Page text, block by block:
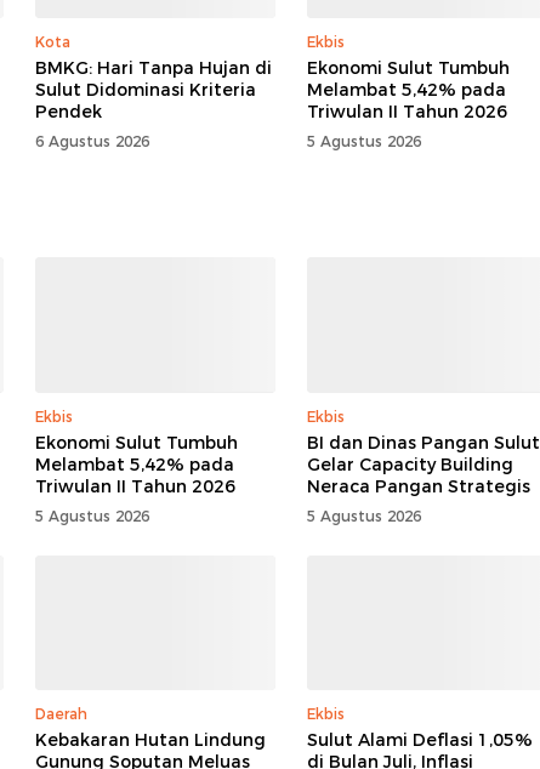
Kota
BMKG: Hari Tanpa Hujan di
Sulut Didominasi Kriteria
Pendek
6 Agustus 2026
Ekbis
Ekonomi Sulut Tumbuh
Melambat 5,42% pada
Triwulan II Tahun 2026
5 Agustus 2026
Ekbis
Ekonomi Sulut Tumbuh
Melambat 5,42% pada
Triwulan II Tahun 2026
5 Agustus 2026
Ekbis
BI dan Dinas Pangan Sulut
Gelar Capacity Building
Neraca Pangan Strategis
5 Agustus 2026
Daerah
Kebakaran Hutan Lindung
Gunung Soputan Meluas
Ekbis
Sulut Alami Deflasi 1,05%
di Bulan Juli, Inflasi